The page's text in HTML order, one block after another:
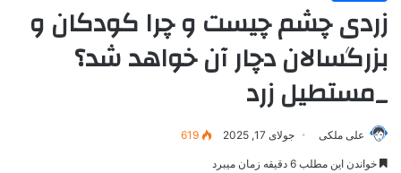
زردی چشم چیست و چرا کودکان و
بزرگسالان دچار آن خواهد شد؟
_مستطیل زرد
علی ملکی جولای 17, 2025 619
خواندن این مطلب 6 دقیقه زمان میبرد